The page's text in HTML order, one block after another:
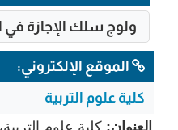
ولوج سلك الإجازة في التربية
الموقع الإلكتروني:
كلية علوم التربية
العنوان: كلية علوم